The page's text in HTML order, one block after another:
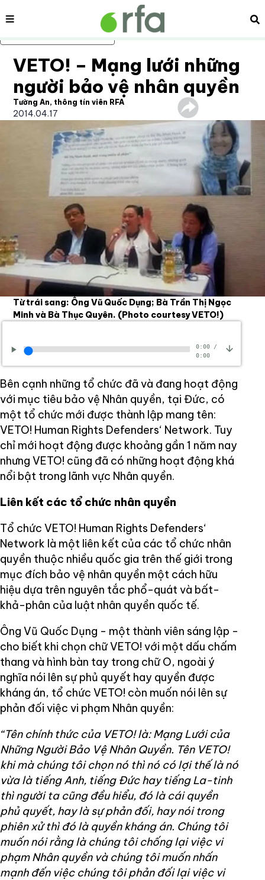
Bỏ qua nội dung chính
Nội dung
VETO! – Mạng lưới những
người bảo vệ nhân quyền
Tường An, thông tín viên RFA
2014.04.17
Từ trái sang: Ông Vũ Quốc Dụng; Bà Trần Thị Ngọc
Minh và Bà Thục Quyên. (Photo courtesy VETO!)
0:00/
0:00
Bên cạnh những tổ chức đã và đang hoạt động
với mục tiêu bảo vệ Nhân quyền, tại Đức, có
một tổ chức mới được thành lập mang tên:
VETO! Human Rights Defenders‘ Network. Tuy
chỉ mới hoạt động được khoảng gần 1 năm nay
nhưng VETO! cũng đã có những hoạt động khá
nổi bật trong lãnh vực Nhân quyền.
Liên kết các tổ chức nhân quyền
Tổ chức VETO! Human Rights Defenders‘
Network là một liên kết của các tổ chức nhân
quyền thuộc nhiều quốc gia trên thế giới trong
mục đích bảo vệ nhân quyền một cách hữu
hiệu dựa trên nguyên tắc phổ-quát và bất-
khả-phân của luật nhân quyền quốc tế.
Ông Vũ Quốc Dụng - một thành viên sáng lập -
cho biết khi chọn chữ VETO! với một dấu chấm
thang và hình bàn tay trong chữ O, ngoài ý
nghĩa nói lên sự phủ quyết hay quyền được
kháng án, tổ chức VETO! còn muốn nói lên sự
phản đối việc vi phạm Nhân quyền:
“Tên chính thức của VETO! là: Mạng Lưới của
Những Người Bảo Vệ Nhân Quyền. Tên VETO!
khi mà chúng tôi chọn nó thì nó có lợi thế là nó
vừa là tiếng Anh, tiếng Đức hay tiếng La-tinh
thì người ta cũng đều hiểu, đó là cái quyền
phủ quyết, hay là sự phản đối, hay nói trong
phiên xử thì đó là quyền kháng án. Chúng tôi
muốn nói rằng là chúng tôi chống lại việc vi
phạm Nhân quyền và chúng tôi muốn nhấn
mạnh đến việc chúng tôi phản đối lại việc vi